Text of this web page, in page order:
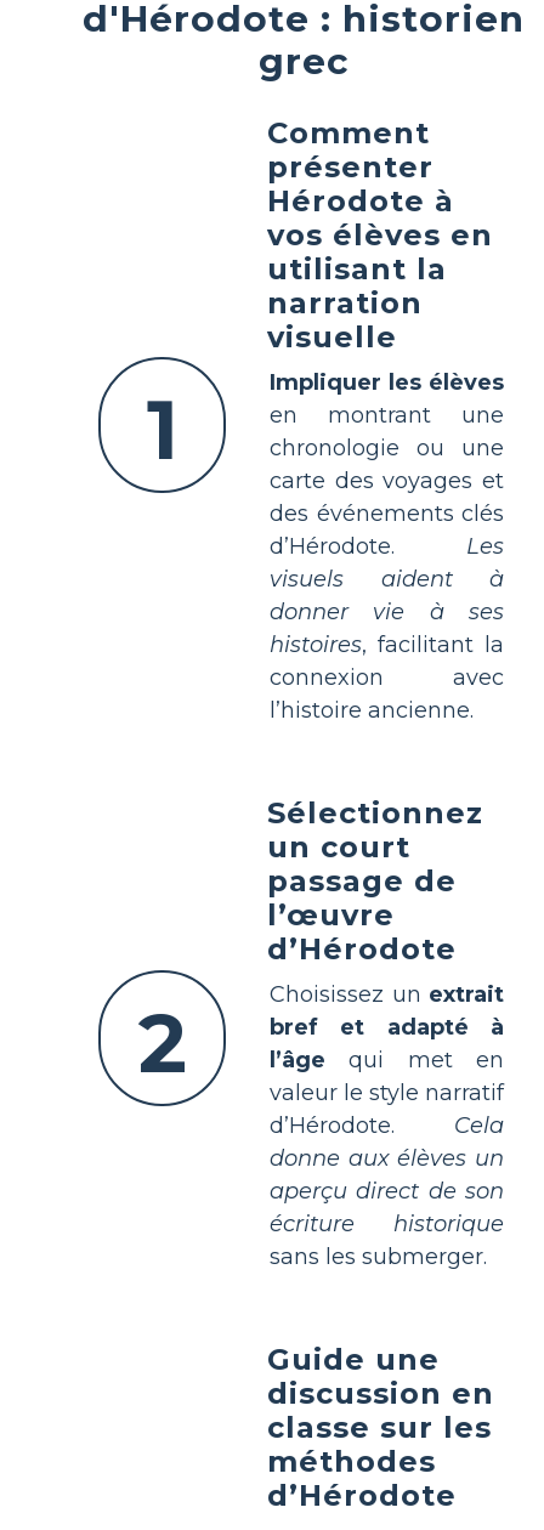
d'Hérodote : historien
grec
1
Comment
présenter
Hérodote à
vos élèves en
utilisant la
narration
visuelle
Impliquer les élèves
en montrant une
chronologie ou une
carte des voyages et
des événements clés
d’Hérodote. Les
visuels aident à
donner vie à ses
histoires, facilitant la
connexion avec
l’histoire ancienne.
2
Sélectionnez
un court
passage de
l’œuvre
d’Hérodote
Choisissez un extrait
bref et adapté à
l’âge qui met en
valeur le style narratif
d’Hérodote. Cela
donne aux élèves un
aperçu direct de son
écriture historique
sans les submerger.
Guide une
discussion en
classe sur les
méthodes
d’Hérodote